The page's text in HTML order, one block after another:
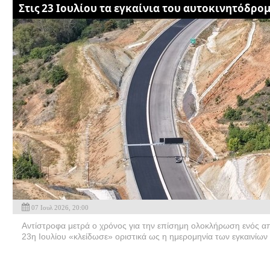
Στις 23 Ιουλίου τα εγκαίνια του
07 Ιουλ 2026, 20:00
Αντίστροφα μετρά ο χρόνος για την επίσημη ολοκλήρωση ενός
23η Ιουλίου «κλείδωσε» οριστικά ως η ημερομηνία των